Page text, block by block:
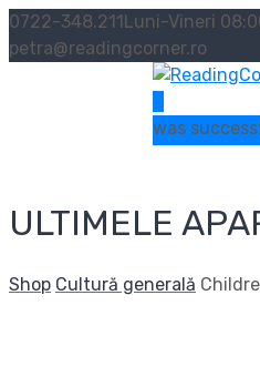
0722-348.211Luni-Vineri
petra@readingcorner.ro
was
ULTIMELE
Shop Cultură generală